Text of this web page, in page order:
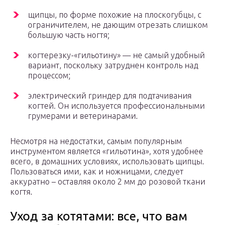
щипцы, по форме похожие на плоскогубцы, с
ограничителем, не дающим отрезать слишком
большую часть ногтя;
когтерезку-«гильотину» — не самый удобный
вариант, поскольку затруднен контроль над
процессом;
электрический гриндер для подтачивания
когтей. Он используется профессиональными
грумерами и ветеринарами.
Несмотря на недостатки, самым популярным
инструментом является «гильотина», хотя удобнее
всего, в домашних условиях, использовать щипцы.
Пользоваться ими, как и ножницами, следует
аккуратно – оставляя около 2 мм до розовой ткани
когтя.
Уход за котятами: все, что вам